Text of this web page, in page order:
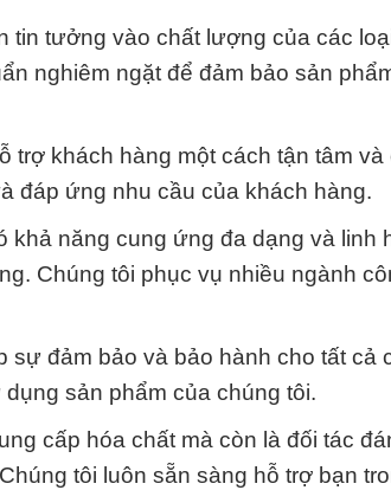
tin tưởng vào chất lượng của các
nghiêm ngặt để đảm bảo sản
trợ khách hàng một cách tận tâm và
đáp ứng nhu cầu của khách hàng.
khả năng cung ứng đa dạng và linh
Chúng tôi phục vụ nhiều ngành
sự đảm bảo và bảo hành cho tất cả
sản phẩm của chúng tôi.
cấp hóa chất mà còn là đối tác
tôi luôn sẵn sàng hỗ trợ bạn